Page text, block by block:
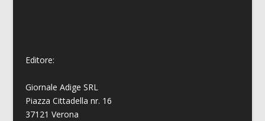
Editore:
Giornale Adige SRL
Piazza Cittadella nr. 16
37121 Verona